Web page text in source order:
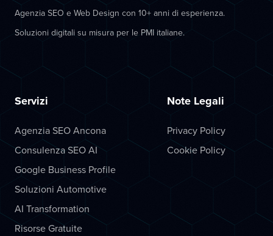
Agenzia SEO e Web Design con 10+ anni di esperienza.
Soluzioni digitali su misura per le PMI italiane.
Servizi
Agenzia SEO Ancona
Consulenza SEO AI
Google Business Profile
Soluzioni Automotive
AI Transformation
Risorse Gratuite
Note Legali
Privacy Policy
Cookie Policy